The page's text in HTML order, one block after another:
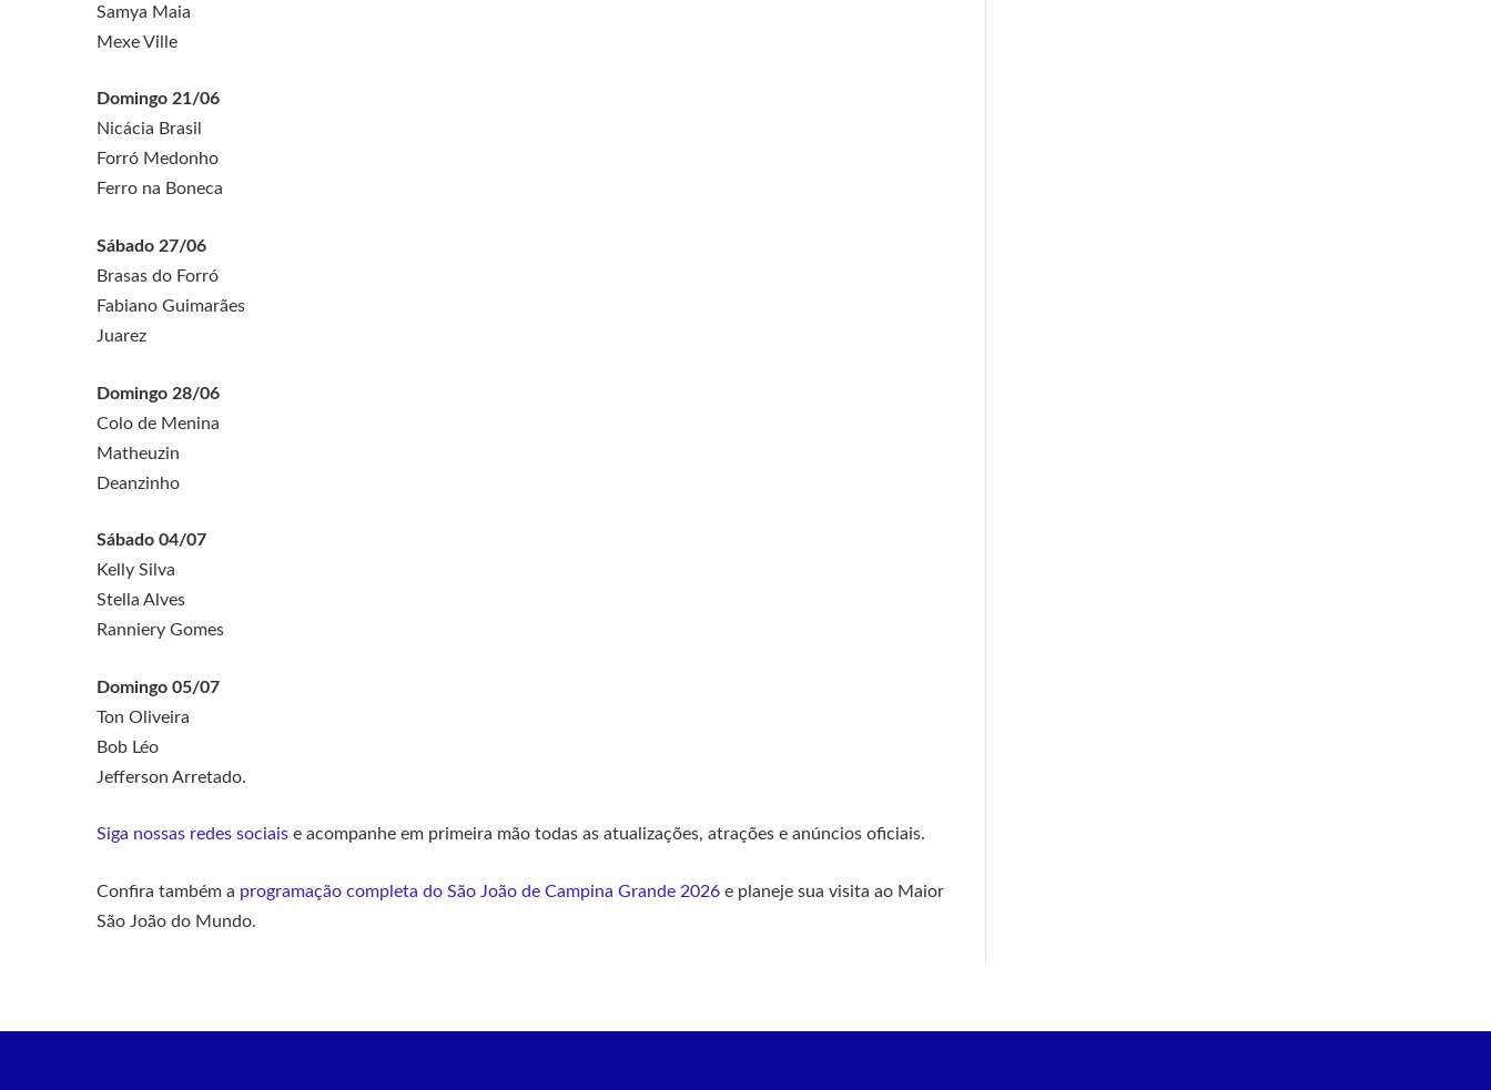
Samya Maia
Mexe Ville
Domingo 21/06
Nicácia Brasil
Forró Medonho
Ferro na Boneca
Sábado 27/06
Brasas do Forró
Fabiano Guimarães
Juarez
Domingo 28/06
Colo de Menina
Matheuzin
Deanzinho
Sábado 04/07
Kelly Silva
Stella Alves
Ranniery Gomes
Domingo 05/07
Ton Oliveira
Bob Léo
Jefferson Arretado.
Siga nossas redes sociais e acompanhe em primeira mão todas as atualizações, atrações e anúncios oficiais.
Confira também a programação completa do São João de Campina Grande 2026 e planeje sua visita ao Maior
São João do Mundo.